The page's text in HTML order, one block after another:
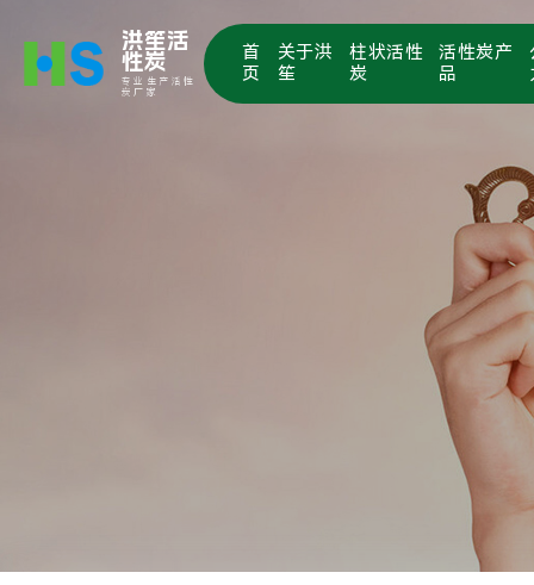
洪笙活
性炭
专业生产活性
炭厂家
首
页
关于洪
笙
柱状活性
炭
活性炭产
品